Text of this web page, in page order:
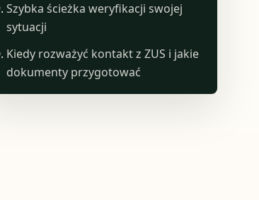
Szybka ścieżka weryfikacji swojej
sytuacji
Kiedy rozważyć kontakt z ZUS i jakie
dokumenty przygotować